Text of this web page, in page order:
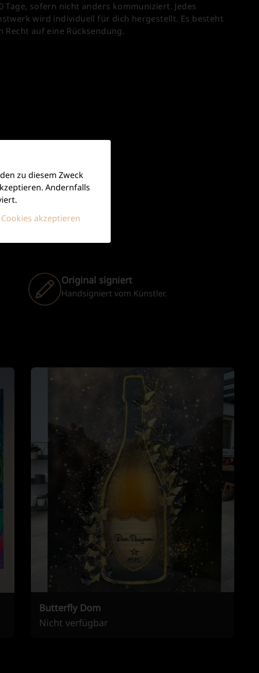
Tage, sofern nicht anders kommuniziert. Jedes
wird individuell für dich hergestellt. Es besteht
Recht auf eine Rücksendung.
Original signiert
Handsigniert vom Künstler.
Butterfly Dom
Nicht verfügbar
zu diesem Zweck
Andernfalls
akzeptieren